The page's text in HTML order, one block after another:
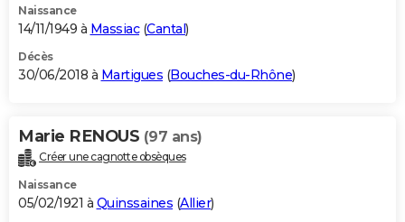
Naissance
14/11/1949 à Massiac(Cantal)
Décès
30/06/2018 à Martigues (Bouches-du-Rhône)
Marie RENOUS (97 ans)
Créer une cagnotte obsèques
Naissance
05/02/1921 à Quinssaines (Allier)